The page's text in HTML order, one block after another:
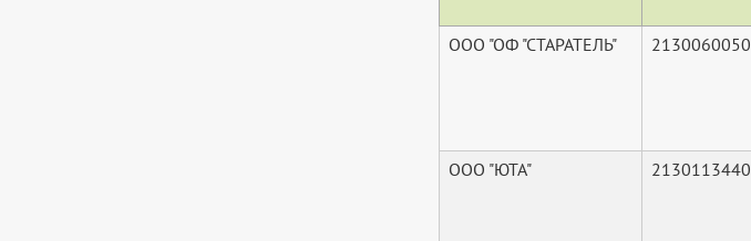
ООО "ОФ "СТАРАТЕЛЬ" 2130060050
ООО "ЮТА" 2130113440